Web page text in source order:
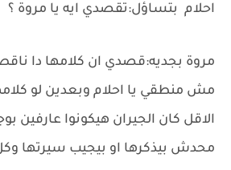
احلام بتساؤل:تقصدي ايه يا مروة ؟
مروة بجديه:قصدي ان كلامها دا
مش منطقي يا احلام وبعدين لو
الاقل كان الجيران هيكونوا عارفين
محدش بيذكرها او بيجيب سيرتها